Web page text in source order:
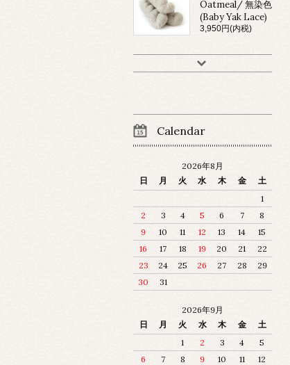
Oatmeal/ 無染色
(Baby Yak Lace)
3,950円(内税)
Calendar
2026年8月
日
月 火 水 木 金
土
1
2
3 4 5 6 7
8
9
10 11 12 13 14
15
16
17 18 19 20 21
22
23
24 25 26 27 28
29
30
31
2026年9月
日
月 火 水 木 金
土
1
2 3 4
5
6
7 8 9 10 11
12